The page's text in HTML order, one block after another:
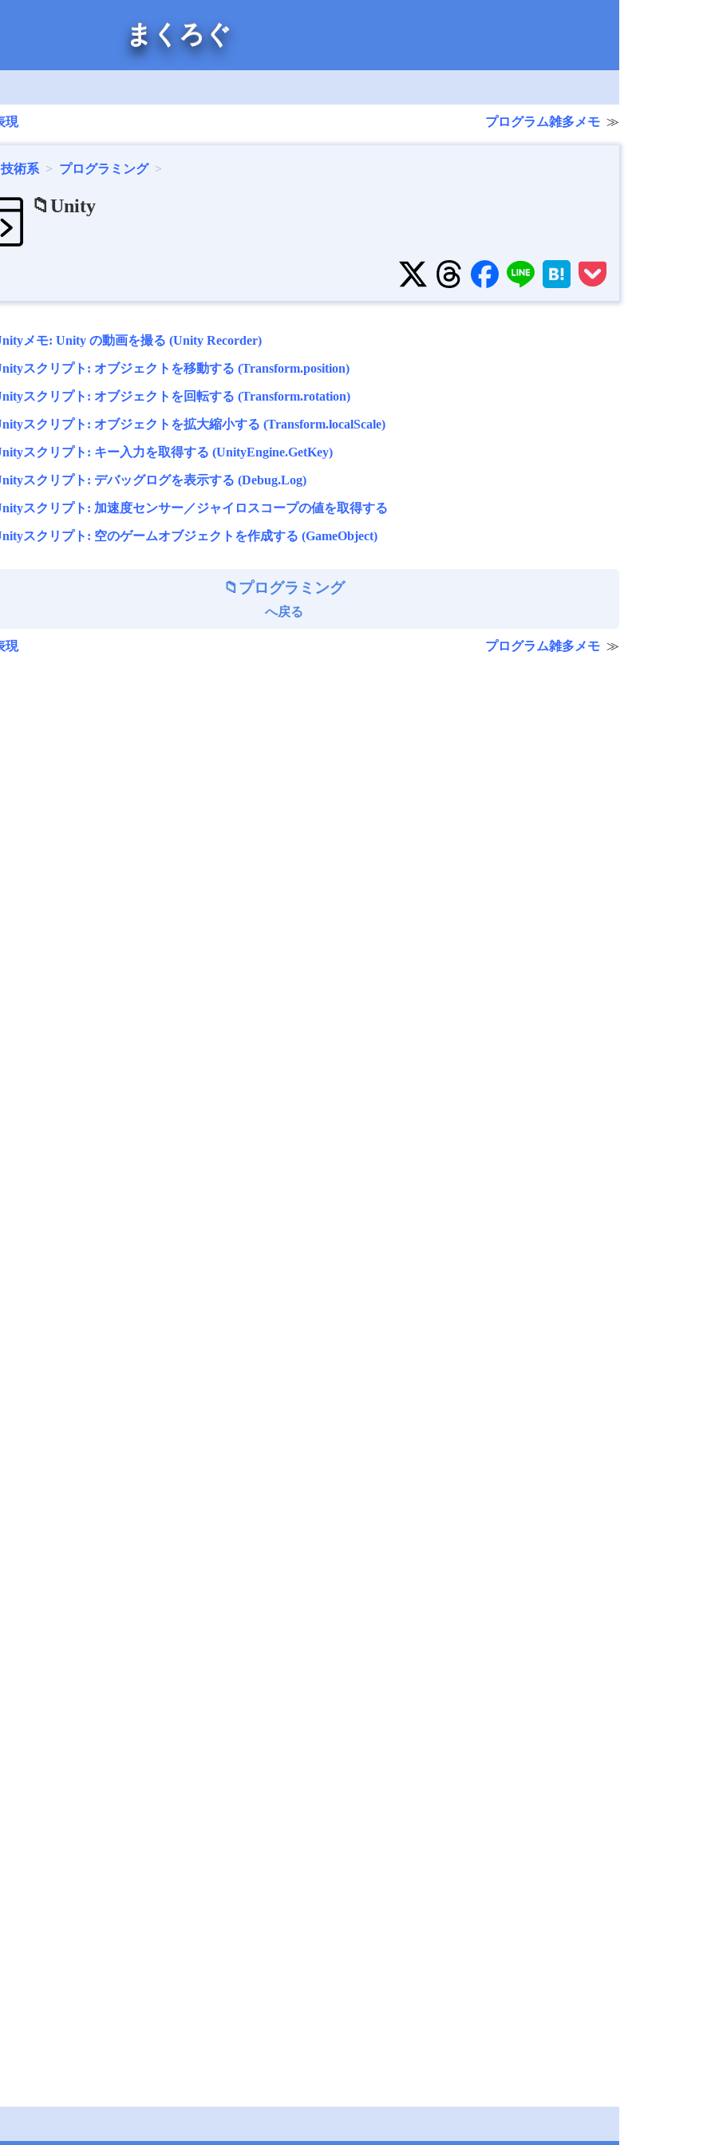
まくろぐ
現 プログラム雑多メモ
技術系 プログラミング
📁Unity
メモ: Unity の動画を撮る (Unity Recorder)
スクリプト: オブジェクトを移動する (Transform.position)
スクリプト: オブジェクトを回転する (Transform.rotation)
スクリプト: オブジェクトを拡大縮小する (Transform.localScale)
スクリプト: キー入力を取得する (UnityEngine.GetKey)
スクリプト: デバッグログを表示する (Debug.Log)
スクリプト: 加速度センサー／ジャイロスコープの値を取得する
スクリプト: 空のゲームオブジェクトを作成する (GameObject)
プログラミング
へ戻る
現 プログラム雑多メモ